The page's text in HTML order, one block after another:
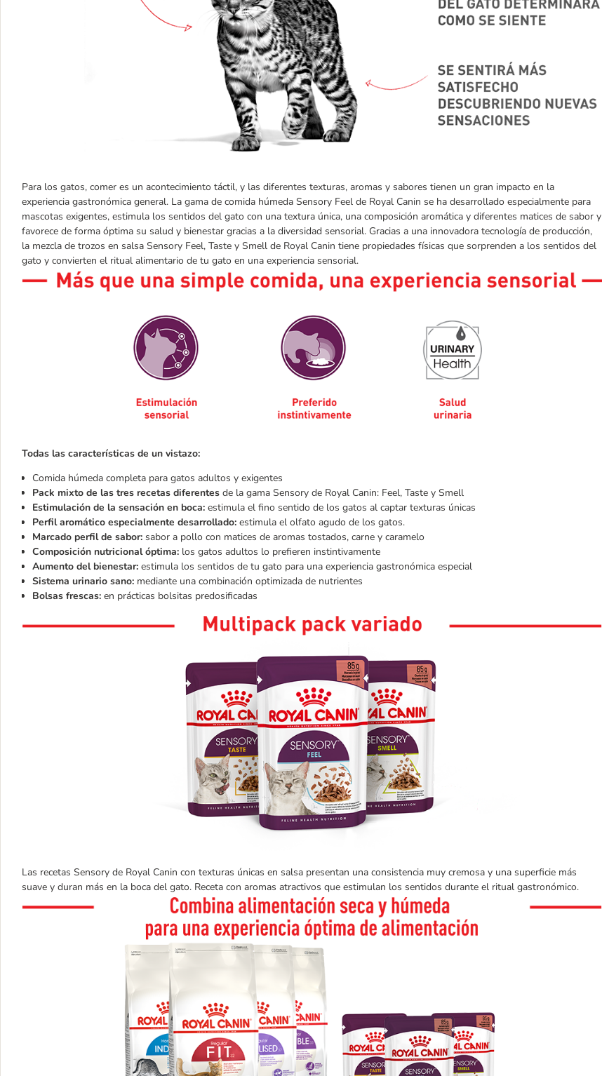
Para los gatos, comer es un acontecimiento táctil, y las diferentes texturas, aromas y sabores tienen un gran impacto en la
experiencia gastronómica general. La gama de comida húmeda Sensory Feel de Royal Canin se ha desarrollado especialmente para
mascotas exigentes, estimula los sentidos del gato con una textura única, una composición aromática y diferentes matices de sabor y
favorece de forma óptima su salud y bienestar gracias a la diversidad sensorial. Gracias a una innovadora tecnología de producción,
la mezcla de trozos en salsa Sensory Feel, Taste y Smell de Royal Canin tiene propiedades físicas que sorprenden a los sentidos del
gato y convierten el ritual alimentario de tu gato en una experiencia sensorial.
Todas las características de un vistazo:
Comida húmeda completa para gatos adultos y exigentes
Pack mixto de las tres recetas diferentes de la gama Sensory de Royal Canin: Feel, Taste y Smell
Estimulación de la sensación en boca: estimula el fino sentido de los gatos al captar texturas únicas
Perfil aromático especialmente desarrollado: estimula el olfato agudo de los gatos.
Marcado perfil de sabor: sabor a pollo con matices de aromas tostados, carne y caramelo
Composición nutricional óptima: los gatos adultos lo prefieren instintivamente
Aumento del bienestar: estimula los sentidos de tu gato para una experiencia gastronómica especial
Sistema urinario sano: mediante una combinación optimizada de nutrientes
Bolsas frescas: en prácticas bolsitas predosificadas
Las recetas Sensory de Royal Canin con texturas únicas en salsa presentan una consistencia muy cremosa y una superficie más
suave y duran más en la boca del gato. Receta con aromas atractivos que estimulan los sentidos durante el ritual gastronómico.